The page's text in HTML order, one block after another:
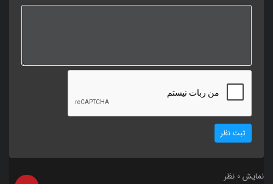
ثبت نظر
نمایش 0 نظر